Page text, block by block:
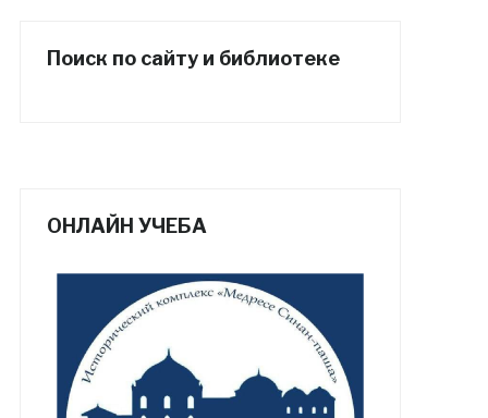
Поиск по сайту и библиотеке
ОНЛАЙН УЧЕБА